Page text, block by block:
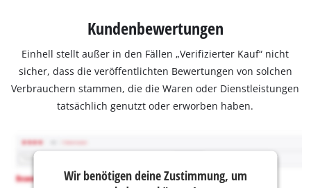
Kundenbewertungen
Einhell stellt außer in den Fällen „Verifizierter Kauf“ nicht
sicher, dass die veröffentlichten Bewertungen von solchen
Verbrauchern stammen, die die Waren oder Dienstleistungen
tatsächlich genutzt oder erworben haben.
Wir benötigen deine Zustimmung, um